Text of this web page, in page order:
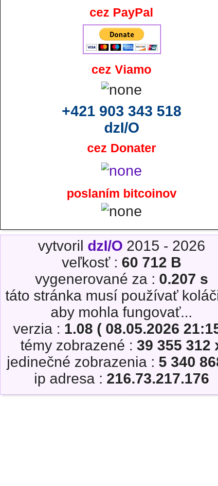
cez PayPal
cez Viamo
+421 903 343 518
dzI/O
cez Donater
poslaním bitcoinov
vytvoril dzI/O 2015 - 2026
veľkosť : 60 712 B
vygenerované za : 0.207 s
táto stránka musí používať
aby mohla fungovať...
verzia : 1.08 ( 08.05.2026
témy zobrazené : 39 355 312
jedinečné zobrazenia : 5 340
ip adresa : 216.73.217.176